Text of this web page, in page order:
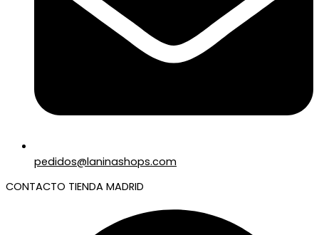
pedidos@laninashops.com
CONTACTO TIENDA MADRID